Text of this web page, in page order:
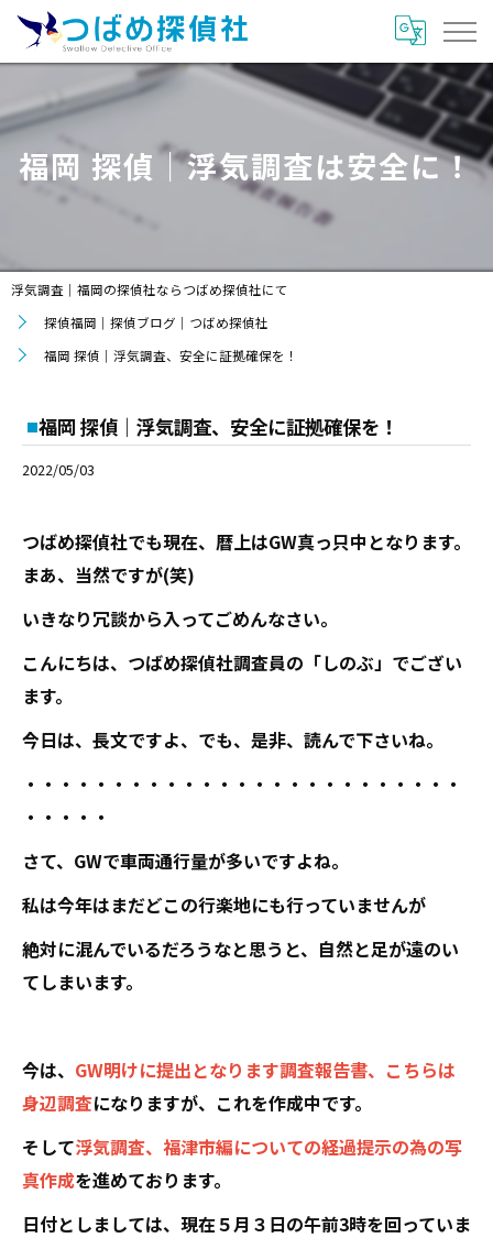
福岡 探偵｜浮気調査は安全に！
浮気調査｜福岡の探偵社ならつばめ探偵社にて
探偵福岡｜探偵ブログ｜つばめ探偵社
福岡 探偵｜浮気調査、安全に証拠確保を！
福岡 探偵｜浮気調査、安全に証拠確保を！
2022/05/03
つばめ探偵社でも現在、暦上はGW真っ只中となります。
まあ、当然ですが(笑)
いきなり冗談から入ってごめんなさい。
こんにちは、つばめ探偵社調査員の「しのぶ」でござい
ます。
今日は、長文ですよ、でも、是非、読んで下さいね。
・・・・・・・・・・・・・・・・・・・・・・・・・
・・・・・
さて、GWで車両通行量が多いですよね。
私は今年はまだどこの行楽地にも行っていませんが
絶対に混んでいるだろうなと思うと、自然と足が遠のい
てしまいます。
今は、 GW明けに提出となります調査報告書、こちらは
身辺調査になりますが、これを作成中です。
そして浮気調査、福津市編についての経過提示の為の写
真作成を進めております。
日付としましては、現在５月３日の午前3時を回っていま